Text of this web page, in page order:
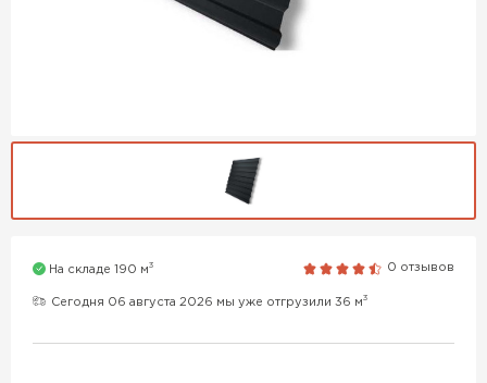
На складе 190 м3 0 отзывов
Сегодня 06 августа 2026 мы уже отгрузили 36 м3